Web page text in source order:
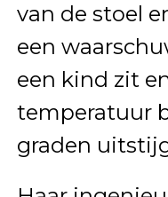
van de stoel
een
een kind zit
temperatuur
graden